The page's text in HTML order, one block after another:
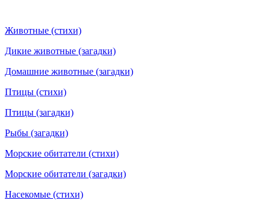
Животные (стихи)
Дикие животные (загадки)
Домашние животные (загадки)
Птицы (стихи)
Птицы (загадки)
Рыбы (загадки)
Морские обитатели (стихи)
Морские обитатели (загадки)
Насекомые (стихи)